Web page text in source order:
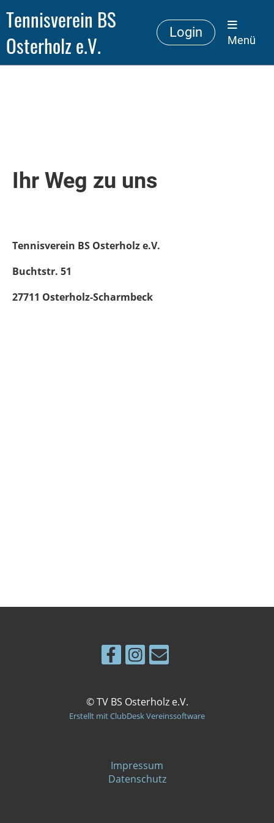
Tennisverein BS
Osterholz e.V.
Login
Menü
Ihr Weg zu uns
Tennisverein BS Osterholz e.V.
Buchtstr. 51
27711 Osterholz-Scharmbeck
© TV BS Osterholz e.V.
Erstellt mit ClubDesk Vereinssoftware
Impressum
Datenschutz